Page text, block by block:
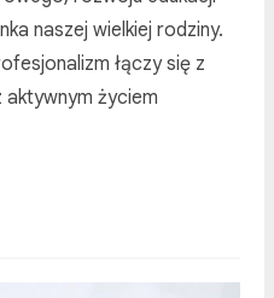
naszej wielkiej rodziny.
łączy się z
życiem